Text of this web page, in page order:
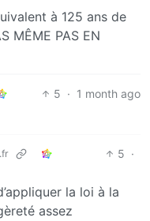
à 125 ans de
MÊME PAS EN
5 · 1 month ago
5 ·
la loi à la
assez